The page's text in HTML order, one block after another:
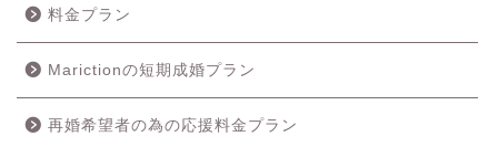
料金プラン
Marictionの短期成婚プラン
再婚希望者の為の応援料金プラン